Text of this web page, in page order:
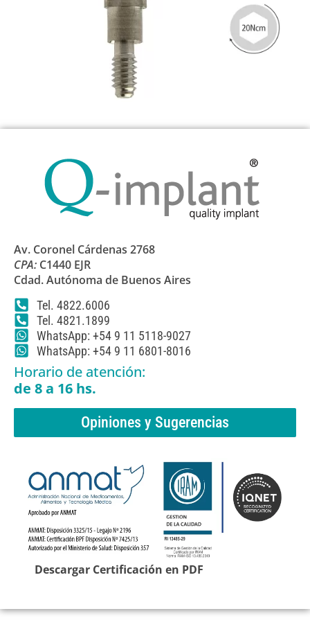
Av. Coronel Cárdenas 2768
CPA: C1440 EJR
Cdad. Autónoma de Buenos Aires
Tel. 4822.6006
Tel. 4821.1899
WhatsApp: +54 9 11 5118-9027
WhatsApp: +54 9 11 6801-8016
Horario de atención:
de 8 a 16 hs.
Opiniones y Sugerencias
Descargar Certificación en PDF